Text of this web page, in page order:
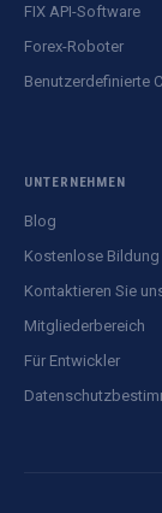
FIX API-Software
Forex-Roboter
Benutzerdefinierte
UNTERNEHMEN
Blog
Kostenlose Bildung
Kontaktieren Sie
Mitgliederbereich
Für Entwickler